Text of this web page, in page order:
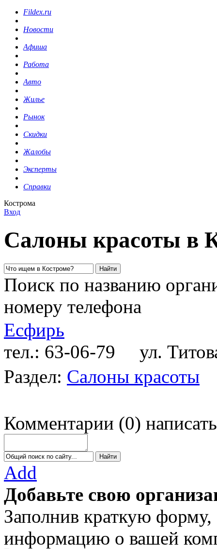
Fildex.ru
Новости
Афиша
Работа
Авто
Жилье
Рынок
Скидки
Жалобы
Эксперты
Справки
Кострома
Вход
Салоны красоты в
Поиск по названию
номеру телефона
Есфирь
тел.: 63-06-79
ул.
Раздел: Салоны красоты
Комментарии (0) написать
Add
Добавьте свою
Заполнив краткую
информацию о вашей